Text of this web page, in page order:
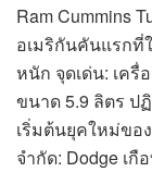
Ram Cummins
อเมริกันคันแรกที่
หนัก จุดเด่น: เครื่
ขนาด 5.9 ลิตร ป
เริ่มต้นยุคใหม่ขอ
จำกัด: Dodge เ